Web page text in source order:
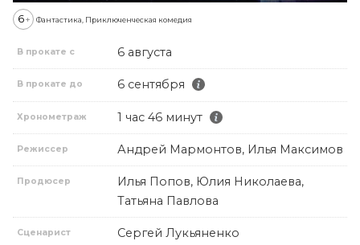
6+ Фантастика, Приключенческая комедия
В прокате с 6 августа
В прокате до 6 сентября
Хронометраж 1 час 46 минут
Режиссер Андрей Мармонтов, Илья Максимов
Продюсер
Илья Попов, Юлия Николаева,
Татьяна Павлова
Сценарист Сергей Лукьяненко